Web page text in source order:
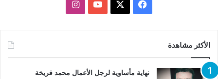
فيسبوك يوتيوبانستقرام
الأكثر مشاهدة
نهاية مأساوية لرجل الأعمال محمد فريخة